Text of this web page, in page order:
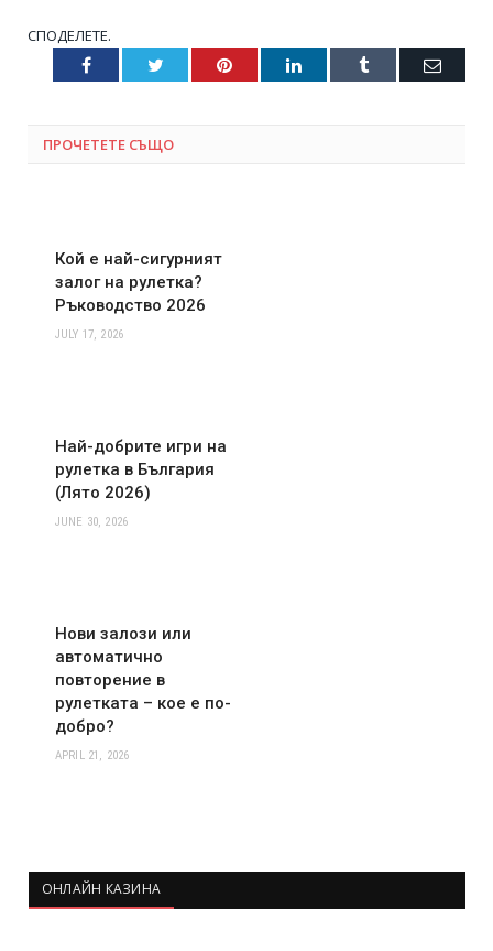
СПОДЕЛЕТЕ.
Facebook Twitter Pinterest LinkedIn Tumblr Email
ПРОЧЕТЕТЕ СЪЩО
Кой е най-сигурният
залог на рулетка?
Ръководство 2026
JULY 17, 2026
Най-добрите игри на
рулетка в България
(Лято 2026)
JUNE 30, 2026
Нови залози или
автоматично
повторение в
рулетката – кое е по-
добро?
APRIL 21, 2026
ОНЛАЙН КАЗИНА